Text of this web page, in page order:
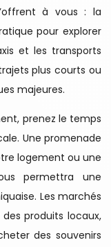
à vous : la
pour explorer
et les transports
plus courts ou
majeures.
prenez le temps
Une promenade
logement ou une
permettra une
Les marchés
produits locaux,
des souvenirs